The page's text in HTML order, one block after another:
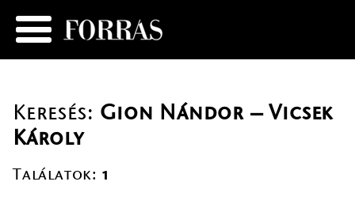
Keresés: Gion Nándor – Vicsek
Károly
Találatok: 1